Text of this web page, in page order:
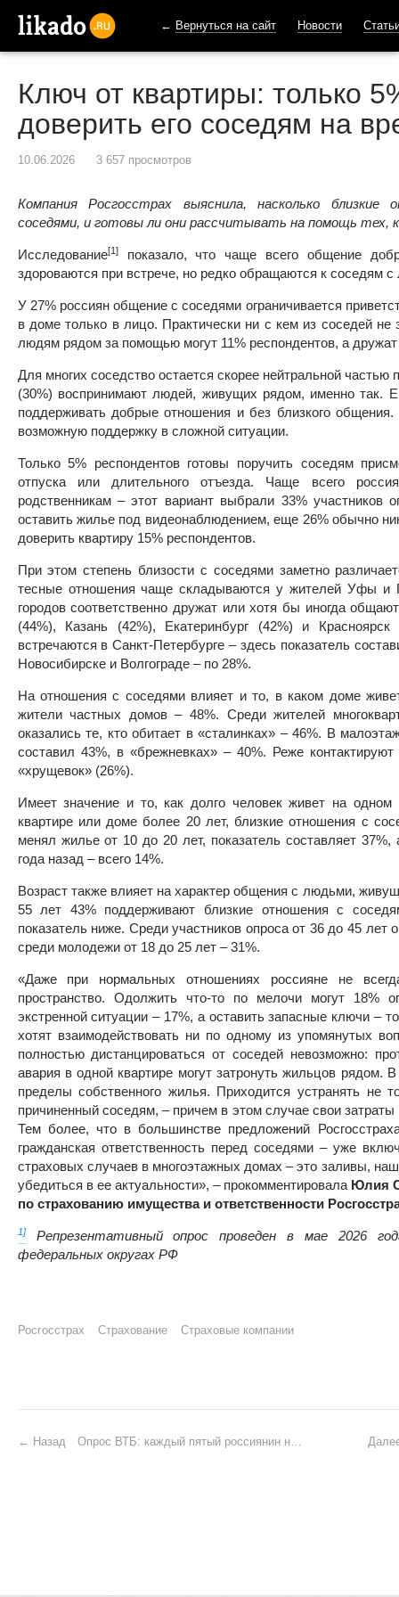
← Вернуться на сайт Новости
Ключ от квартиры: только
доверить его соседям на
10.06.2026 3 657 просмотров
Компания Росгосстрах выяснила, насколько
соседями, и готовы ли они рассчитывать на помощь тех,
Исследование[1]показало, что чаще всего общение
здороваются при встрече, но редко обращаются к соседям
У 27% россиян общение с соседями ограничивается
в доме только в лицо. Практически ни с кем из соседей
людям рядом за помощью могут 11% респондентов, а
Для многих соседство остается скорее нейтральной частью
(30%) воспринимают людей, живущих рядом, именно так.
поддерживать добрые отношения и без близкого
возможную поддержку в сложной ситуации.
Только 5% респондентов готовы поручить соседям
отпуска или длительного отъезда. Чаще всего
родственникам – этот вариант выбрали 33% участников
оставить жилье под видеонаблюдением, еще 26% обычно
доверить квартиру 15% респондентов.
При этом степень близости с соседями заметно
тесные отношения чаще складываются у жителей Уфы и
городов соответственно дружат или хотя бы иногда
(44%), Казань (42%), Екатеринбург (42%) и
встречаются в Санкт-Петербурге – здесь показатель
Новосибирске и Волгограде – по 28%.
На отношения с соседями влияет и то, в каком доме
жители частных домов – 48%. Среди жителей
оказались те, кто обитает в «сталинках» – 46%. В
составил 43%, в «брежневках» – 40%. Реже
«хрущевок» (26%).
Имеет значение и то, как долго человек живет на
квартире или доме более 20 лет, близкие отношения с
менял жилье от 10 до 20 лет, показатель составляет
года назад – всего 14%.
Возраст также влияет на характер общения с людьми,
55 лет 43% поддерживают близкие отношения с
показатель ниже. Среди участников опроса от 36 до 45 лет
среди молодежи от 18 до 25 лет – 31%.
«Даже при нормальных отношениях россияне не
пространство. Одолжить что-то по мелочи могут 18%
экстренной ситуации – 17%, а оставить запасные ключи –
хотят взаимодействовать ни по одному из упомянутых
полностью дистанцироваться от соседей невозможно:
авария в одной квартире могут затронуть жильцов рядом.
пределы собственного жилья. Приходится устранять не
причиненный соседям, – причем в этом случае свои
Тем более, что в большинстве предложений
гражданская ответственность перед соседями – уже
страховых случаев в многоэтажных домах – это заливы,
убедиться в ее актуальности», – прокомментировала Юлия
по страхованию имущества и ответственности
1]Репрезентативный опрос проведен в мае 2026
федеральных округах РФ
Росгосстрах Страхование Страховые компании
Назад Опрос ВТБ: каждый пятый россиянин не знает, за какие услуги может оформить налоговый вычет